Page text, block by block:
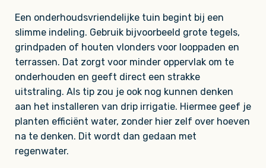
Een onderhoudsvriendelijke tuin begint bij een
slimme indeling. Gebruik bijvoorbeeld grote tegels,
grindpaden of houten vlonders voor looppaden en
terrassen. Dat zorgt voor minder oppervlak om te
onderhouden en geeft direct een strakke
uitstraling. Als tip zou je ook nog kunnen denken
aan het installeren van drip irrigatie. Hiermee geef je
planten efficiënt water, zonder hier zelf over hoeven
na te denken. Dit wordt dan gedaan met
regenwater.